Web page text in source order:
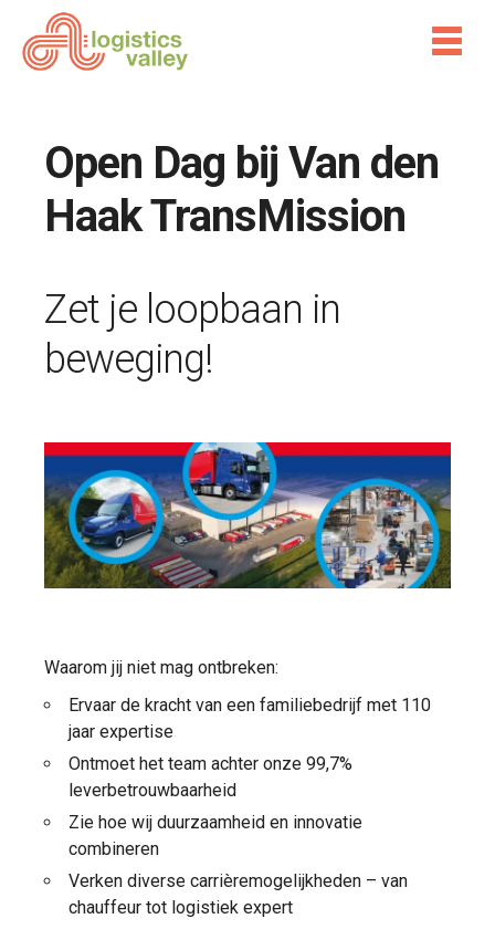
Open Dag bij Van den
Haak TransMission
Zet je loopbaan in
beweging!
Waarom jij niet mag ontbreken:
Ervaar de kracht van een familiebedrijf met 110
jaar expertise
Ontmoet het team achter onze 99,7%
leverbetrouwbaarheid
Zie hoe wij duurzaamheid en innovatie
combineren
Verken diverse carrièremogelijkheden – van
chauffeur tot logistiek expert